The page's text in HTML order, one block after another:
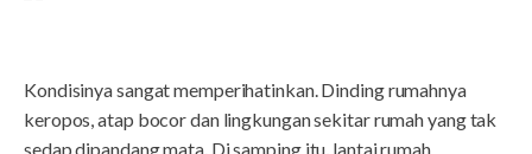
Kondisinya sangat memperihatinkan. Dinding rumahnya
keropos, atap bocor dan lingkungan sekitar rumah yang tak
sedap dipandang mata. Di samping itu, lantai rumah